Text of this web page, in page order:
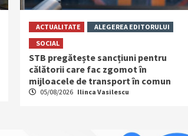
ACTUALITATE
ALEGEREA EDITORULUI
SOCIAL
STB pregătește sancțiuni pentru
călătorii care fac zgomot în
mijloacele de transport în comun
05/08/2026 Ilinca Vasilescu